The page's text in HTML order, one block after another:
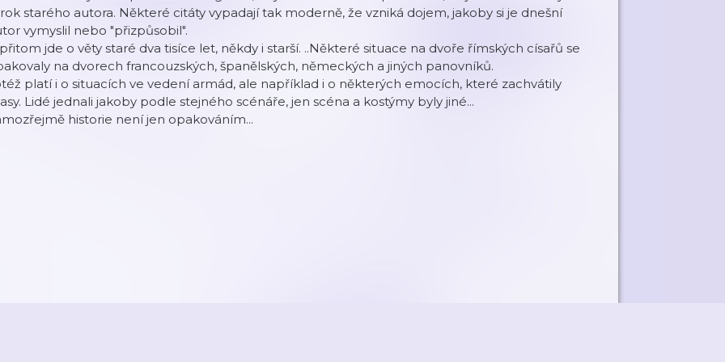
starého autora. Některé citáty vypadají tak moderně, že vzniká dojem, jakoby si je dnešní
vymyslil nebo "přizpůsobil".
jde o věty staré dva tisíce let, někdy i starší. ..Některé situace na dvoře římských císařů se
na dvorech francouzských, španělských, německých a jiných panovníků.
platí i o situacích ve vedení armád, ale například i o některých emocích, které zachvátily
Lidé jednali jakoby podle stejného scénáře, jen scéna a kostýmy byly jiné...
historie není jen opakováním...